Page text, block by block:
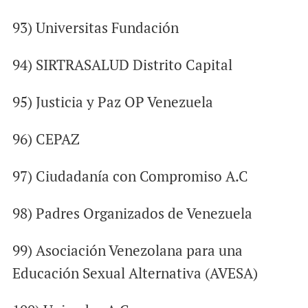
93) Universitas Fundación
94) SIRTRASALUD Distrito Capital
95) Justicia y Paz OP Venezuela
96) CEPAZ
97) Ciudadanía con Compromiso A.C
98) Padres Organizados de Venezuela
99) Asociación Venezolana para una
Educación Sexual Alternativa (AVESA)